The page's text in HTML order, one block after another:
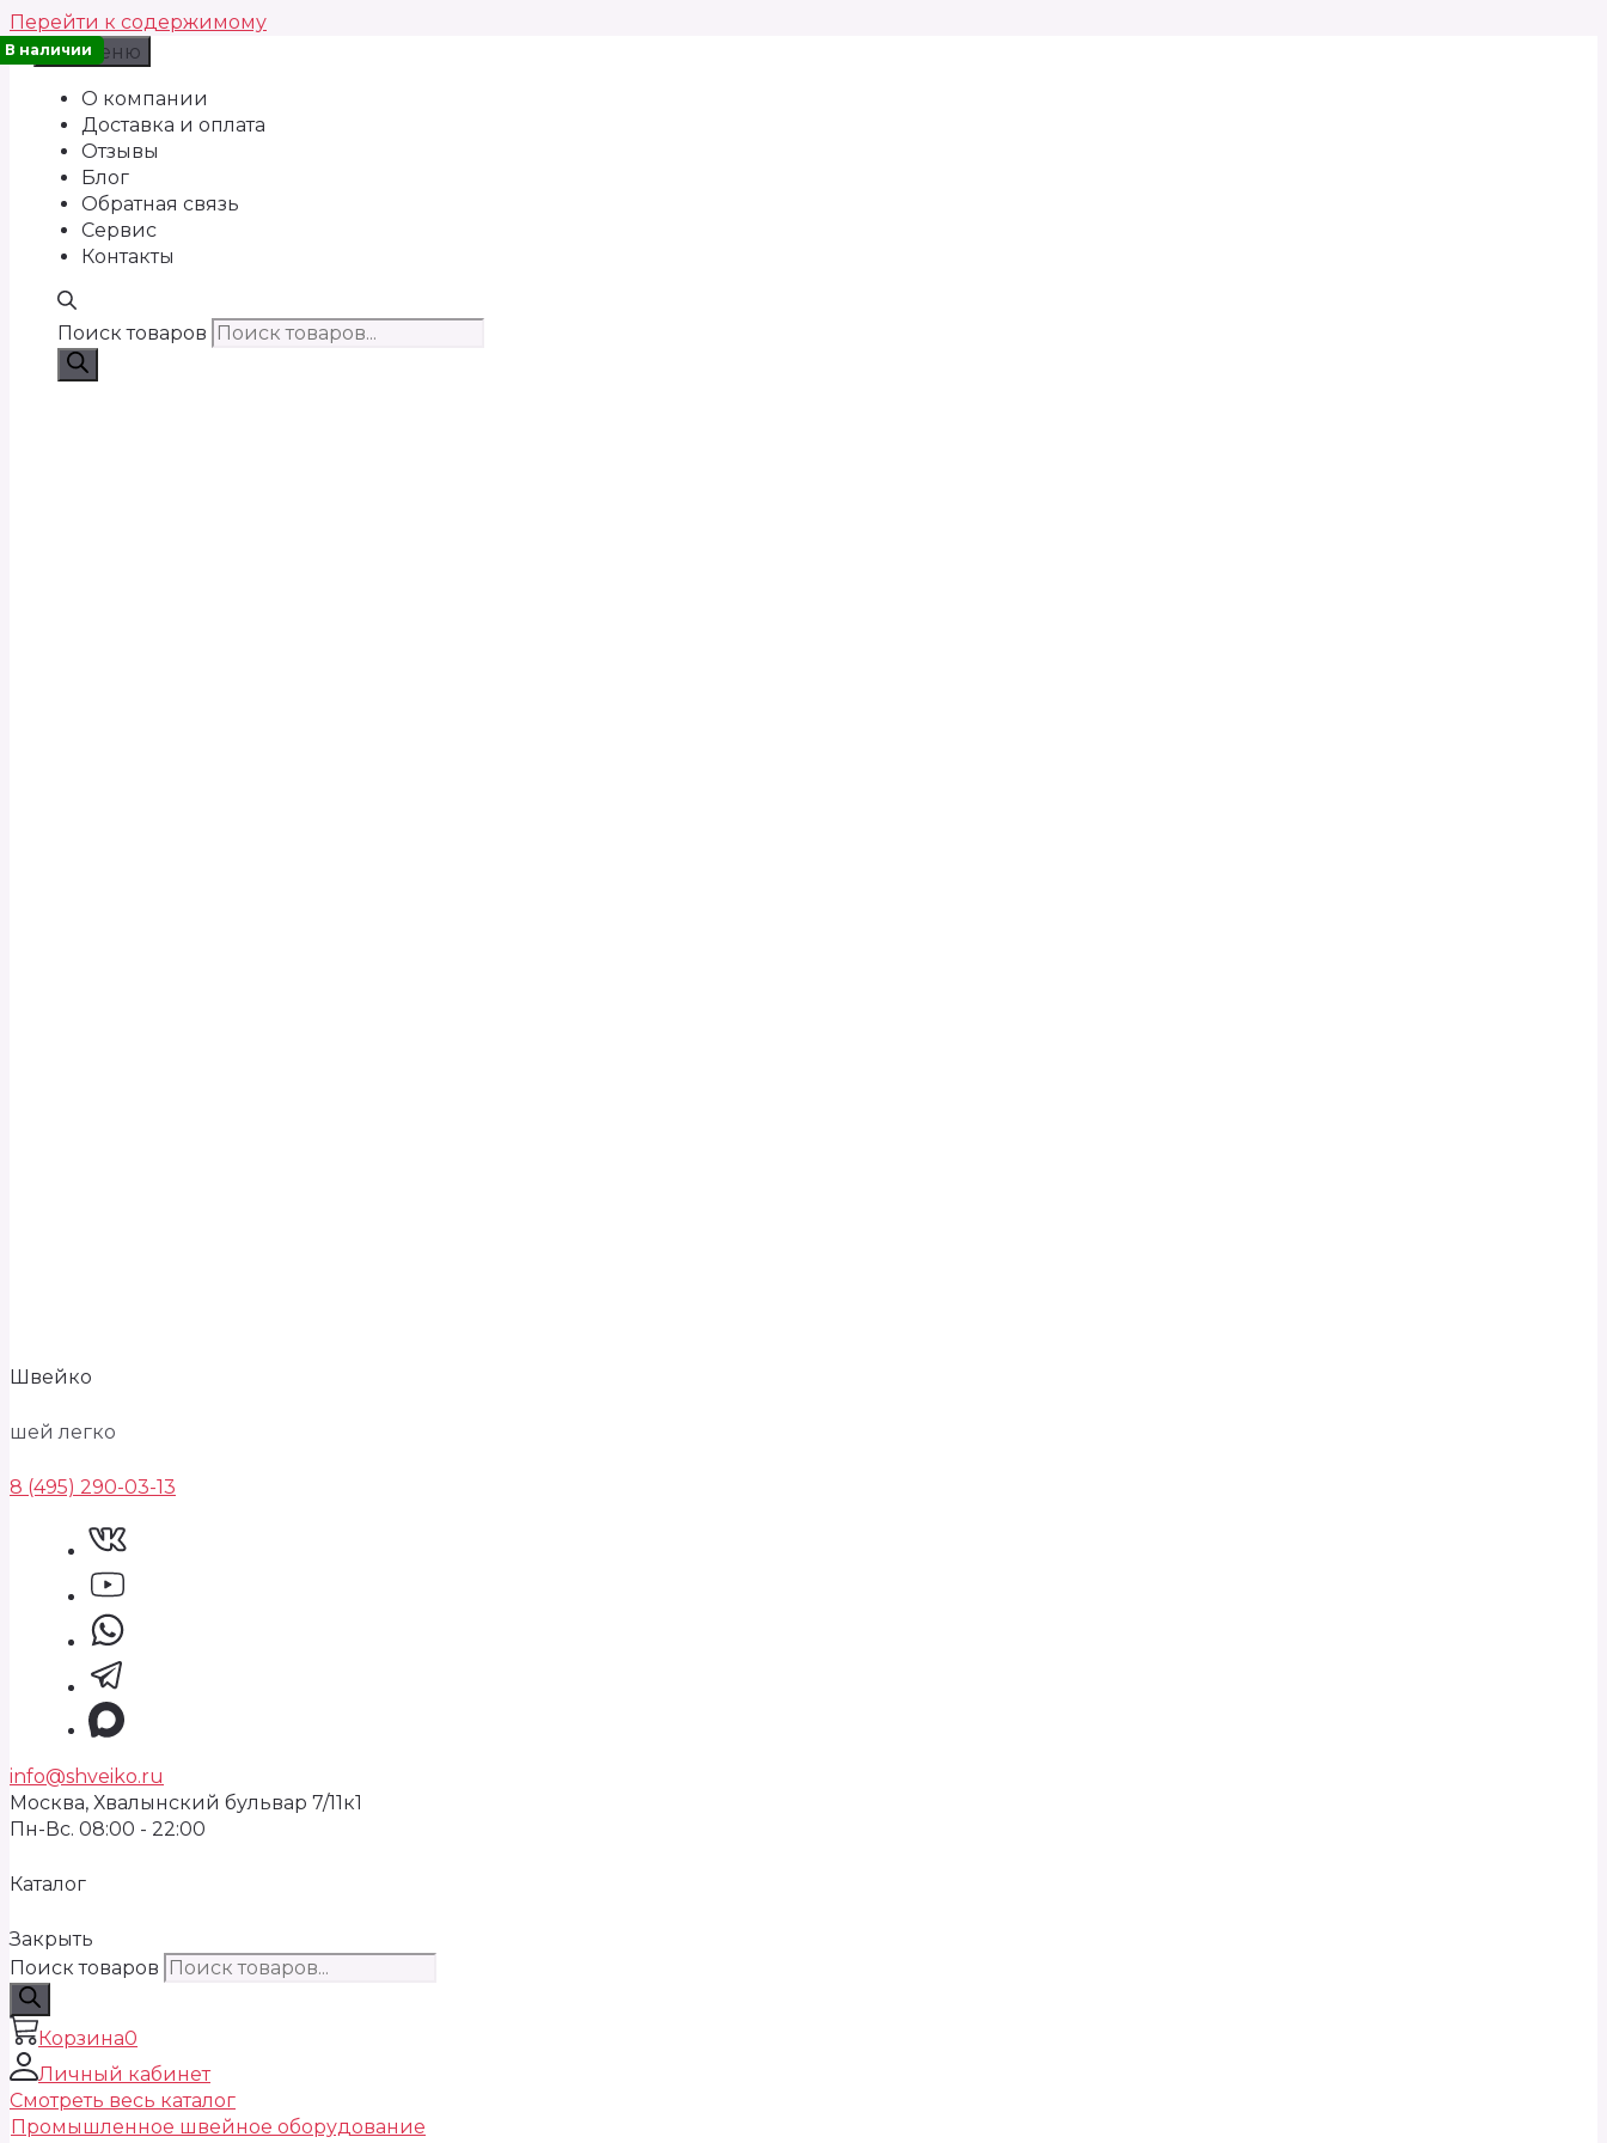
Перейти к содержимому
Меню
О компании
Доставка и оплата
Отзывы
Блог
Обратная связь
Сервис
Контакты
Поиск товаров
Швейко
шей легко
8 (495) 290-03-13
info@shveiko.ru
Москва, Хвалынский бульвар 7/11к1
Пн-Вс. 08:00 - 22:00
Каталог
Закрыть
Поиск товаров
Корзина0
Личный кабинет
Смотреть весь каталог
Промышленное швейное оборудование
В наличии